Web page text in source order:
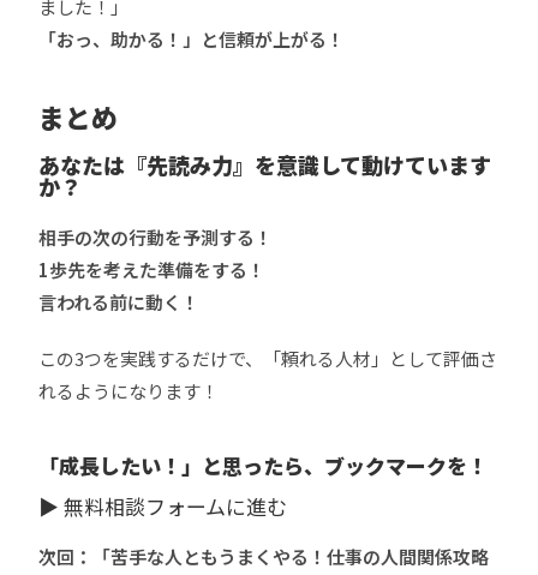
ました！」
「おっ、助かる！」と信頼が上がる！
まとめ
あなたは『先読み力』を意識して動けています
か？
相手の次の行動を予測する！
1歩先を考えた準備をする！
言われる前に動く！
この3つを実践するだけで、「頼れる人材」として評価さ
れるようになります！
「成長したい！」と思ったら、ブックマークを！
▶無料相談フォームに進む
次回：「苦手な人ともうまくやる！仕事の人間関係攻略